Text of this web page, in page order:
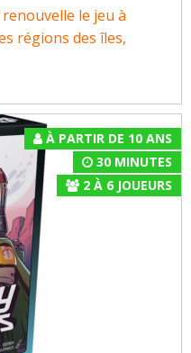
le jeu à
régions des îles,
À PARTIR DE 10 ANS
30 MINUTES
2À 6JOUEURS